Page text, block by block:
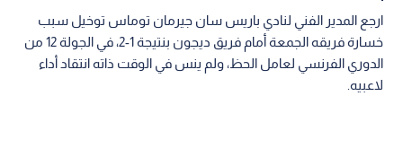
ارجع المدير الفني لنادي باريس سان جيرمان توماس توخيل سبب
خسارة فريقه الجمعة أمام فريق ديجون بنتيجة 1-2، في الجولة 12 من
الدوري الفرنسي لعامل الحظ، ولم ينس في الوقت ذاته انتقاد أداء
لاعبيه.